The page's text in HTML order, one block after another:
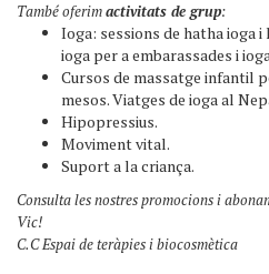
També oferimactivitats de grup:
Ioga: sessions de hatha ioga
ioga per a embarassades i
Cursos de massatge infantil
mesos. Viatges de ioga al
Hipopressius.
Moviment vital.
Suport a la criança.
Consulta les nostres promocions i
Vic!
C.C Espai de teràpies i biocosmètica